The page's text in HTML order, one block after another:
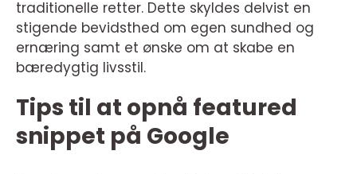
traditionelle retter. Dette skyldes delvist en
stigende bevidsthed om egen sundhed og
ernæring samt et ønske om at skabe en
bæredygtig livsstil.
Tips til at opnå featured
snippet på Google